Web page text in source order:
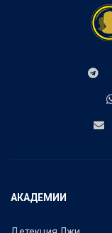
АКАДЕМИИ